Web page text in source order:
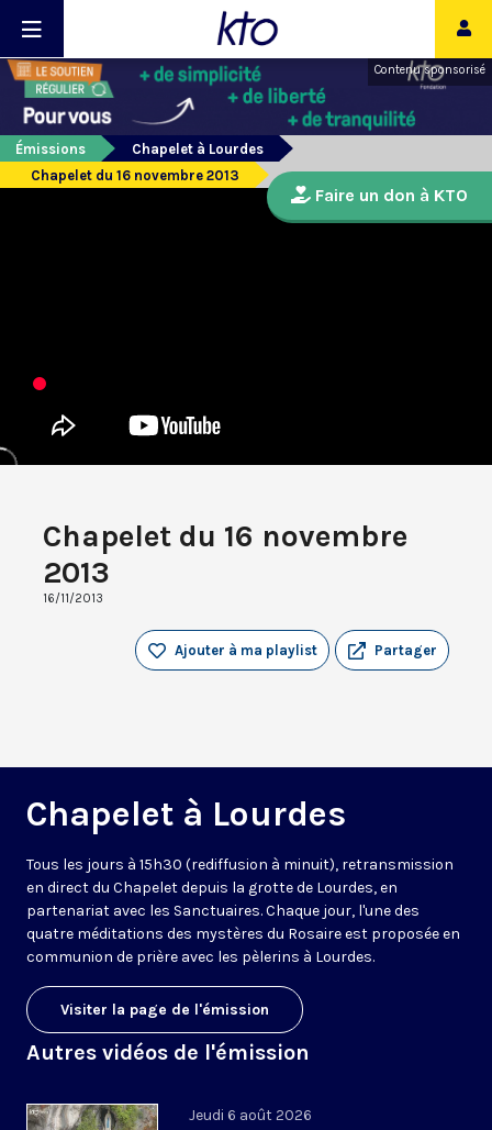
Contenu sponsorisé
Émissions
Chapelet à Lourdes
Chapelet du 16 novembre 2013
Chapelet du 16 novembre
2013
16/11/2013
Partager
Ajouter à ma playlist
Chapelet à Lourdes
Tous les jours à 15h30 (rediffusion à minuit), retransmission
en direct du Chapelet depuis la grotte de Lourdes, en
partenariat avec les Sanctuaires. Chaque jour, l'une des
quatre méditations des mystères du Rosaire est proposée en
communion de prière avec les pèlerins à Lourdes.
Visiter la page de l'émission
Autres vidéos de l'émission
Jeudi 6 août 2026
Faire un don à KTO